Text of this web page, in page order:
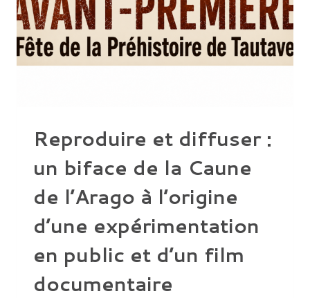
Reproduire et diffuser :
un biface de la Caune
de l’Arago à l’origine
d’une expérimentation
en public et d’un film
documentaire